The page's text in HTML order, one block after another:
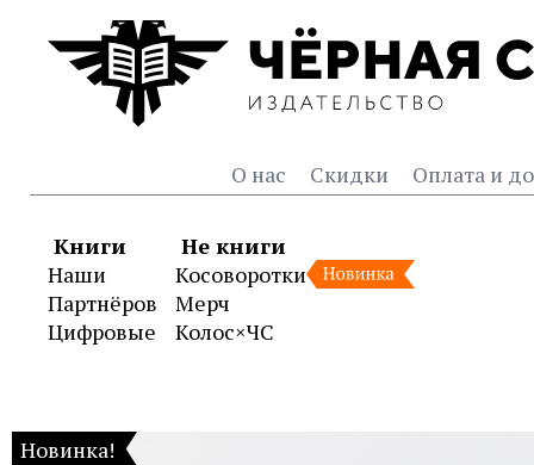
О нас Скидки Оплата и
Книги
Наши
Партнёров
Цифровые
Не книги
Косоворотки
Мерч
Колос×ЧС
Новинка!